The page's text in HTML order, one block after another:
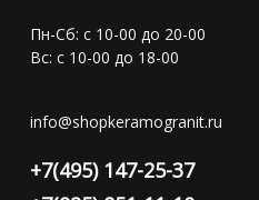
Пн-Сб: с 10-00 до 20-00
Вс: с 10-00 до 18-00
info@shopkeramogranit.ru
+7(495) 147-25-37